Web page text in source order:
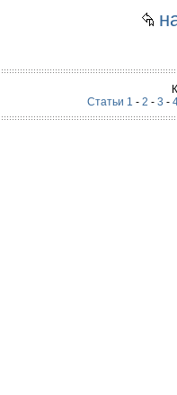
Статьи 1 - 2 - 3 -